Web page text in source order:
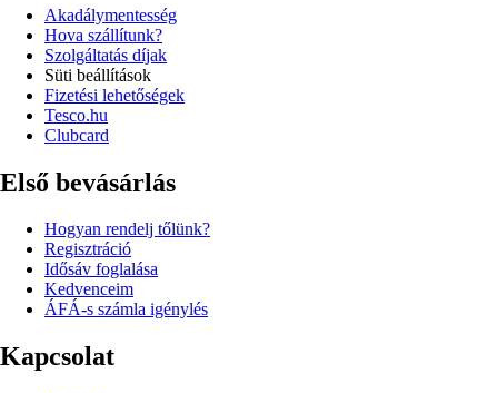
Akadálymentesség
Hova szállítunk?
Szolgáltatás díjak
Süti beállítások
Fizetési lehetőségek
Tesco.hu
Clubcard
Első bevásárlás
Hogyan rendelj tőlünk?
Regisztráció
Idősáv foglalása
Kedvenceim
ÁFÁ-s számla igénylés
Kapcsolat